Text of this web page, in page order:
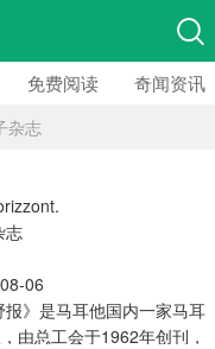
免费阅读 奇闻资讯
杂志
志
06
报》是马耳他国内一家马耳
由总工会于1962年创刊，